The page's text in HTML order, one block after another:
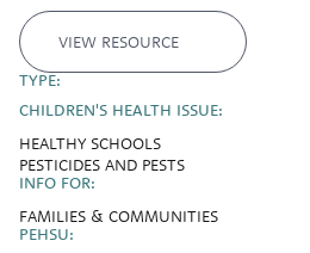
VIEW RESOURCE
TYPE:
CHILDREN'S HEALTH ISSUE:
HEALTHY SCHOOLS
PESTICIDES AND PESTS
INFO FOR:
FAMILIES & COMMUNITIES
PEHSU: